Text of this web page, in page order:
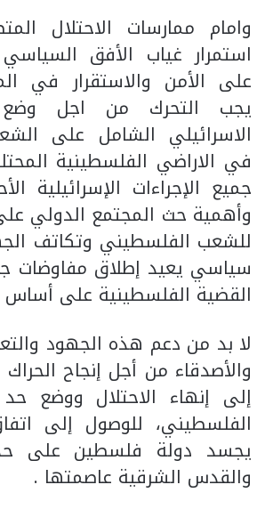
وامام ممارسات الاحتلال
استمرار غياب الأفق
على الأمن والاستقرار في
يجب التحرك من اجل
الاسرائيلي الشامل على
في الاراضي الفلسطينية
جميع الإجراءات الإسرائيلية
وأهمية حث المجتمع الدولي
للشعب الفلسطيني وتكاتف
سياسي يعيد إطلاق مفاوضات
القضية الفلسطينية على أساس
لا بد من دعم هذه الجهود
والأصدقاء من أجل إنجاح
إلى إنهاء الاحتلال ووضع حد
الفلسطيني، للوصول إلى
والقدس الشرقية عاصمتها .